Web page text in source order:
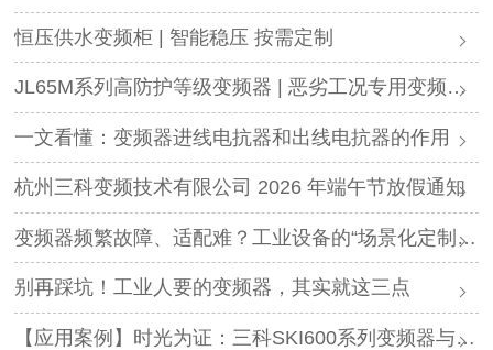
恒压供水变频柜 | 智能稳压 按需定制
JL65M系列高防护等级变频器 | 恶劣工况专用变频解决方案
一文看懂：变频器进线电抗器和出线电抗器的作用
杭州三科变频技术有限公司 2026 年端午节放假通知
变频器频繁故障、适配难？工业设备的“场景化定制”，才是破局关键
别再踩坑！工业人要的变频器，其实就这三点
【应用案例】时光为证：三科SKI600系列变频器与调直机的“长情陪伴”！